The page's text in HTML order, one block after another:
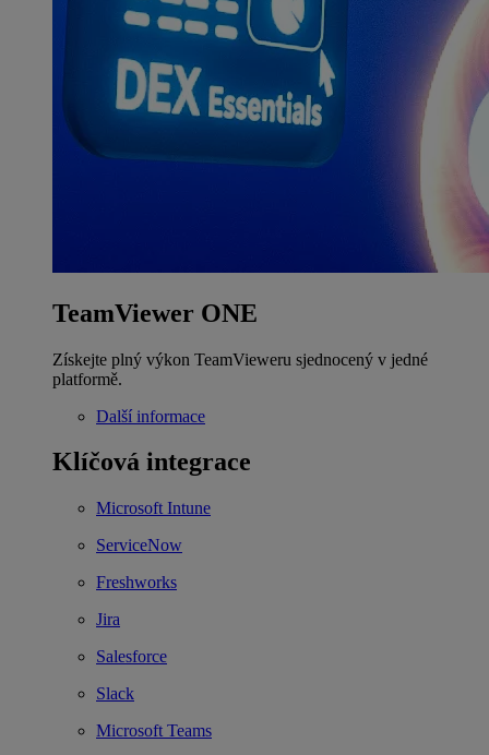
TeamViewer ONE
Získejte plný výkon TeamVieweru sjednocený v jedné
platformě.
Další informace
Klíčová integrace
Microsoft Intune
ServiceNow
Freshworks
Jira
Salesforce
Slack
Microsoft Teams